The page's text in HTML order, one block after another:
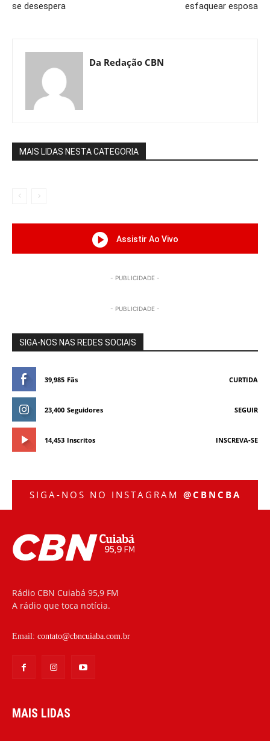
se desespera
esfaquear esposa
Da Redação CBN
MAIS LIDAS NESTA CATEGORIA
Assistir Ao Vivo
- PUBLICIDADE -
- PUBLICIDADE -
SIGA-NOS NAS REDES SOCIAIS
39,985 Fãs CURTIDA
23,400 Seguidores SEGUIR
14,453 Inscritos INSCREVA-SE
SIGA-NOS NO INSTAGRAM @CBNCBA
Rádio CBN Cuiabá 95,9 FM
A rádio que toca notícia.
Email: contato@cbncuiaba.com.br
MAIS LIDAS